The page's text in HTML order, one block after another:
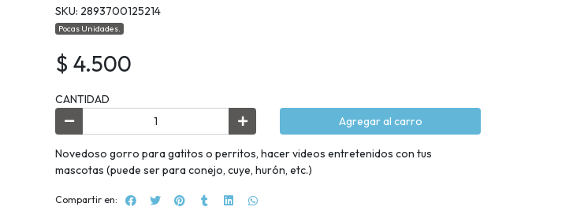
SKU: 2893700125214
Pocas Unidades.
$ 4.500
CANTIDAD
Agregar al carro
Novedoso gorro para gatitos o perritos, hacer videos entretenidos con tus
mascotas (puede ser para conejo, cuye, hurón, etc.)
Compartir en: